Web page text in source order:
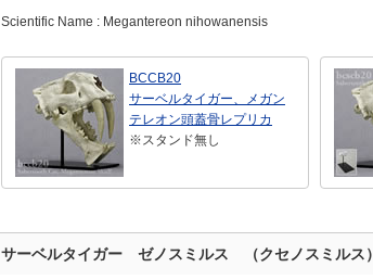
Scientific Name : Megantereon nihowanensis
BCCB20
サーベルタイガー、メガン
テレオン頭蓋骨レプリカ
※スタンド無し
サーベルタイガー ゼノスミルス （クセノスミルス）